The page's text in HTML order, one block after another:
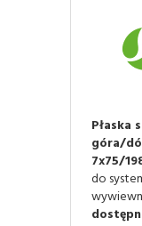
Płaska
góra/
7x75/
do